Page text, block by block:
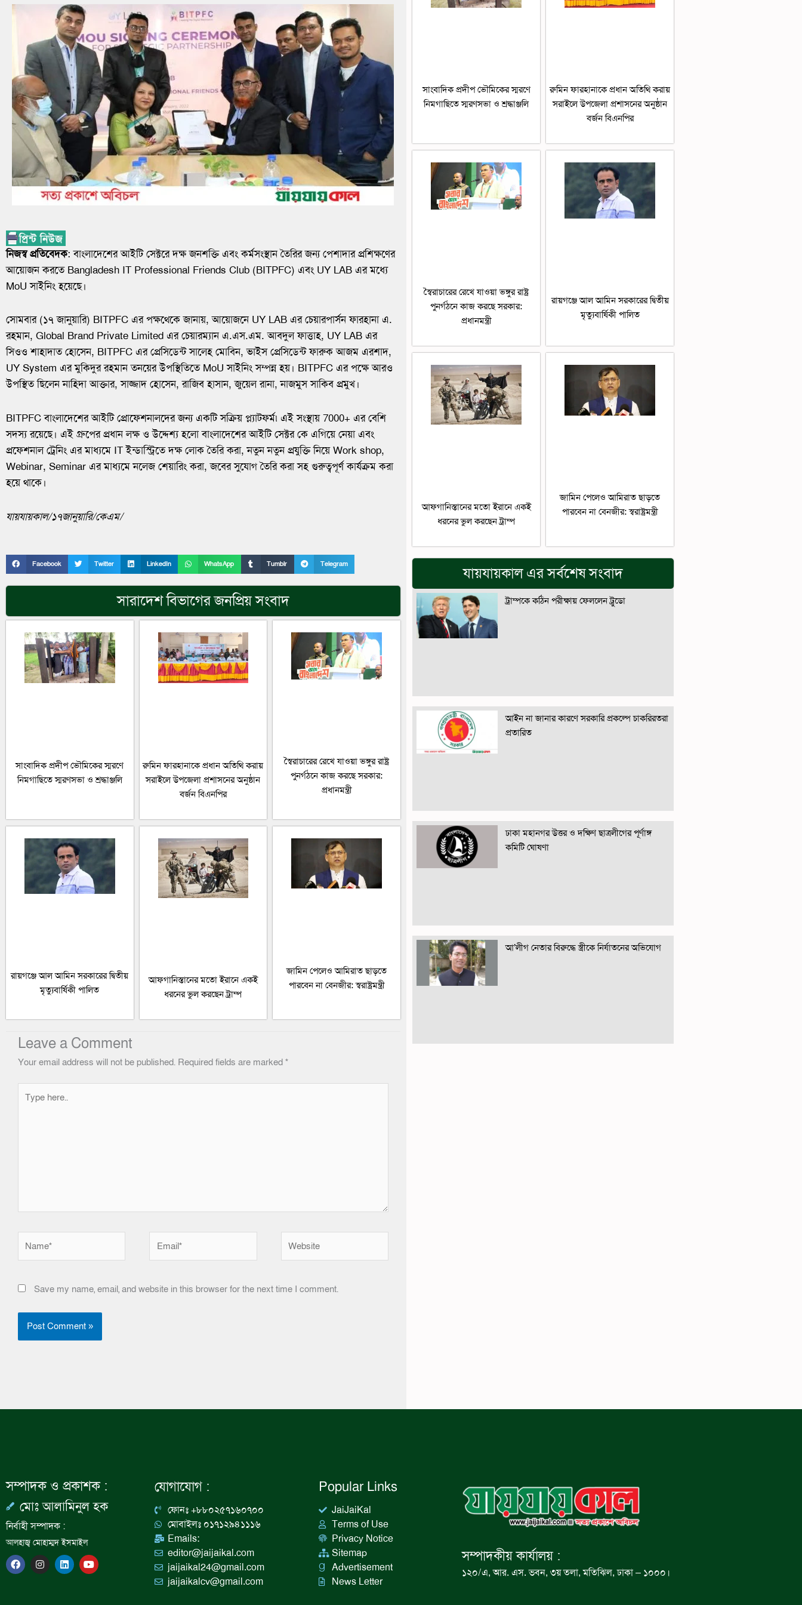
নিজস্ব প্রতিবেদক: বাংলাদেশের আইটি সেক্টরে দক্ষ জনশক্তি এবং কর্মসংস্থান তৈরির জন্য পেশাদার প্রশিক্ষণের
আয়োজন করতে Bangladesh IT Professional Friends Club (BITPFC) এবং UY LAB এর মধ্যে
MoU সাইনিং হয়েছে।
সোমবার (১৭ জানুয়ারি) BITPFC এর পক্ষথেকে জানায়, আয়োজনে UY LAB এর চেয়ারপার্সন ফারহানা এ.
রহমান, Global Brand Private Limited এর চেয়ারম্যান এ.এস.এম. আবদুল ফাত্তাহ, UY LAB এর
সিওও শাহাদাত হোসেন, BITPFC এর প্রেসিডেন্ট সালেহ মোবিন, ভাইস প্রেসিডেন্ট ফারুক আজম এরশাদ,
UY System এর মুকিদুর রহমান তনয়ের উপস্থিতিতে MoU সাইনিং সম্পন্ন হয়। BITPFC এর পক্ষে আরও
উপস্থিত ছিলেন নাহিদা আক্তার, সাজ্জাদ হোসেন, রাজিব হাসান, জুয়েল রানা, নাজমুস সাকিব প্রমুখ।
BITPFC বাংলাদেশের আইটি প্রোফেশনালদের জন্য একটি সক্রিয় প্ল্যাটফর্ম৷ এই সংস্থায় 7000+ এর বেশি
সদস্য রয়েছে। এই গ্রুপের প্রধান লক্ষ ও উদ্দেশ্য হলো বাংলাদেশের আইটি সেক্টর কে এগিয়ে নেয়া এবং
প্রফেশনাল ট্রেনিং এর মাধ্যমে IT ইন্ডাস্ট্রিতে দক্ষ লোক তৈরি করা, নতুন নতুন প্রযুক্তি নিয়ে Work shop,
Webinar, Seminar এর মাধ্যমে নলেজ শেয়ারিং করা, জবের সুযোগ তৈরি করা সহ গুরুত্বপূর্ণ কার্যক্রম করা
হয়ে থাকে।
যায়যায়কাল/১৭জানুয়ারি/কেএম/
Facebook Twitter LinkedIn WhatsApp Tumblr Telegram
সারাদেশবিভাগের জনপ্রিয় সংবাদ
সাংবাদিক প্রদীপ ভৌমিকের স্মরণে
নিমগাছিতে স্মরণসভা ও শ্রদ্ধাঞ্জলি
রুমিন ফারহানাকে প্রধান অতিথি করায়
সরাইলে উপজেলা প্রশাসনের অনুষ্ঠান
বর্জন বিএনপির
স্বৈরাচারের রেখে যাওয়া ভঙ্গুর রাষ্ট্র
পুনর্গঠনে কাজ করছে সরকার:
প্রধানমন্ত্রী
রায়গঞ্জে আল আমিন সরকারের দ্বিতীয়
মৃত্যুবার্ষিকী পালিত
আফগানিস্তানের মতো ইরানে একই
ধরনের ভুল করছেন ট্রাম্প
জামিন পেলেও আমিরাত ছাড়তে
পারবেন না বেনজীর: স্বরাষ্ট্রমন্ত্রী
Leave a Comment
Your email address will not be published. Required fields are marked *
here..
Save my name, email, and website in this browser for the next time I comment.
সাংবাদিক প্রদীপ ভৌমিকের স্মরণে
নিমগাছিতে স্মরণসভা ও শ্রদ্ধাঞ্জলি
রুমিন ফারহানাকে প্রধান অতিথি করায়
সরাইলে উপজেলা প্রশাসনের অনুষ্ঠান
বর্জন বিএনপির
স্বৈরাচারের রেখে যাওয়া ভঙ্গুর রাষ্ট্র
পুনর্গঠনে কাজ করছে সরকার:
প্রধানমন্ত্রী
রায়গঞ্জে আল আমিন সরকারের দ্বিতীয়
মৃত্যুবার্ষিকী পালিত
আফগানিস্তানের মতো ইরানে একই
ধরনের ভুল করছেন ট্রাম্প
জামিন পেলেও আমিরাত ছাড়তে
পারবেন না বেনজীর: স্বরাষ্ট্রমন্ত্রী
যায়যায়কাল এর সর্বশেষ সংবাদ
ট্রাম্পকে কঠিন পরীক্ষায় ফেললেন ট্রুডো
আইন না জানার কারণে সরকারি প্রকল্পে চাকরিরতরা
প্রতারিত
ঢাকা মহানগর উত্তর ও দক্ষিণ ছাত্রলীগের পূর্ণাঙ্গ
কমিটি ঘোষণা
আ’লীগ নেতার বিরুদ্ধে স্ত্রীকে নির্যাতনের অভিযোগ
সম্পাদক ও প্রকাশক :
মোঃ আলামিনুল হক
নির্বাহী সম্পাদক :
আলহাজ্ব মোহাম্মদ ইসমাইল
F
a
c
I
n
s
L
i
n
Y
o
u
যোগাযোগ :
ফোনঃ +৮৮০২৫৭১৬০৭০০
মোবাইলঃ ০১৭১২৯৪১১১৬
Emails:
editor@jaijaikal.com
jaijaikal24@gmail.com
jaijaikalcv@gmail.com
Popular Links
JaiJaiKal
Terms of Use
Privacy Notice
Sitemap
Advertisement
News Letter
সম্পাদকীয় কার্যালয় :
১২০/এ, আর. এস. ভবন, ৩য় তলা, মতিঝিল, ঢাকা – ১০০০।